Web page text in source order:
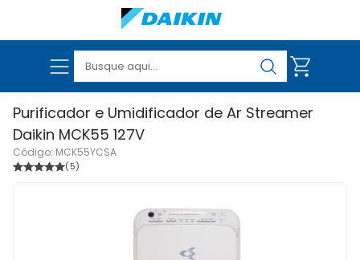
VER TODOS OS PRODUTOS
Purificador e Umidificador de Ar Streamer Daikin
MCK55 127V
Código: MCK55YCSA
(5)